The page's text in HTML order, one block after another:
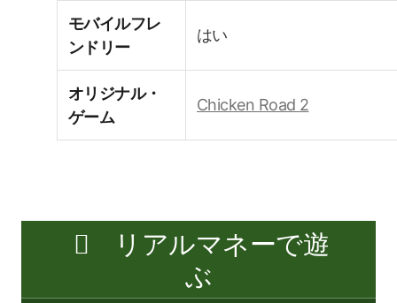
モバイルフレ
ンドリー
はい
オリジナル・
ゲーム
Chicken Road 2
リアルマネーで遊
ぶ